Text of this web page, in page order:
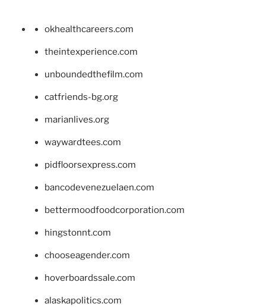
okhealthcareers.com
theintexperience.com
unboundedthefilm.com
catfriends-bg.org
marianlives.org
waywardtees.com
pidfloorsexpress.com
bancodevenezuelaen.com
bettermoodfoodcorporation.com
hingstonnt.com
chooseagender.com
hoverboardssale.com
alaskapolitics.com